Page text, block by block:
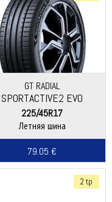
GT RADIAL
SPORTACTIVE2 EVO
225/45R17
Летняя шина
79.05 €
2 tp